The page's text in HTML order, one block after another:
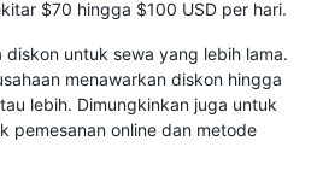
$70 hingga $100 USD per hari.
diskon untuk sewa yang lebih lama.
menawarkan diskon hingga
lebih. Dimungkinkan juga untuk
pemesanan online dan metode